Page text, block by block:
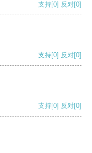
支持[0] 反对[0]
支持[0] 反对[0]
支持[0] 反对[0]